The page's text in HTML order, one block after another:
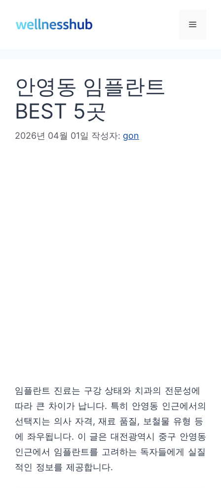
메
안영동 임플란트
BEST 5곳
2026년 04월 01일 작성자: gon
임플란트 진료는 구강 상태와 치과의 전문성에
따라 큰 차이가 납니다. 특히 안영동 인근에서의
선택지는 의사 자격, 재료 품질, 보철물 유형 등
에 좌우됩니다. 이 글은 대전광역시 중구 안영동
인근에서 임플란트를 고려하는 독자들에게 실질
적인 정보를 제공합니다.